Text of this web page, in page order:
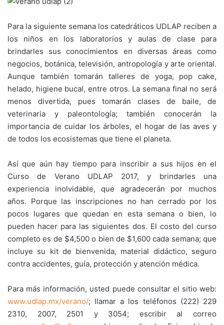
Para la siguiente semana los catedráticos UDLAP reciben a
los niños en los laboratorios y aulas de clase para
brindarles sus conocimientos en diversas áreas como
negocios, botánica, televisión, antropología y arte oriental.
Aunque también tomarán talleres de yoga, pop cake,
helado, higiene bucal, entre otros. La semana final no será
menos divertida, pues tomarán clases de baile, de
veterinaria y paleontología; también conocerán la
importancia de cuidar los árboles, el hogar de las aves y
de todos los ecosistemas que tiene el planeta.
Así que aún hay tiempo para inscribir a sus hijos en el
Curso de Verano UDLAP 2017, y brindarles una
experiencia inolvidable, que agradecerán por muchos
años. Porque las inscripciones no han cerrado por los
pocos lugares que quedan en esta semana o bien, lo
pueden hacer para las siguientes dos. El costo del curso
completo es de $4,500 o bien de $1,600 cada semana; que
incluye su kit de bienvenida, material didáctico, seguro
contra accidentes, guía, protección y atención médica.
Para más información, usted puede consultar el sitio web:
www.udlap.mx/verano/; llamar a los teléfonos (222) 229
2310, 2007, 2501 y 3054; escribir al correo